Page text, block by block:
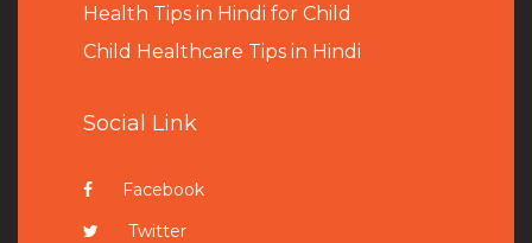
Health Tips in Hindi for Child
Child Healthcare Tips in Hindi
Social Link
Facebook
Twitter